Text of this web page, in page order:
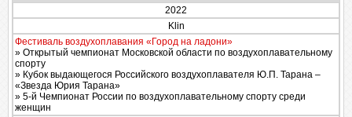
2022
Klin
Фестиваль воздухоплавания «Город на ладони»
» Открытый чемпионат Московской области по воздухоплавательному
спорту
» Кубок выдающегося Российского воздухоплавателя Ю.П. Тарана –
«Звезда Юрия Тарана»
» 5-й Чемпионат России по воздухоплавательному спорту среди
женщин